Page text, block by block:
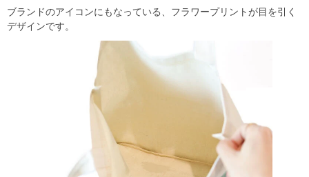
ブランドのアイコンにもなっている、フラワープリントが目を引く
デザインです。